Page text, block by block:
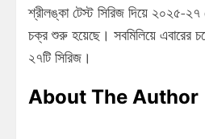
শ্রীলঙ্কা টেস্ট সিরিজ দিয়ে ২০২৫-২৭
চক্র শুরু হয়েছে। সবমিলিয়ে এবারের
২৭টি সিরিজ।
About The Author